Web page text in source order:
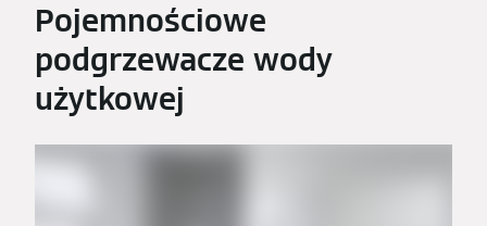
Pojemnościowe
podgrzewacze wody
użytkowej